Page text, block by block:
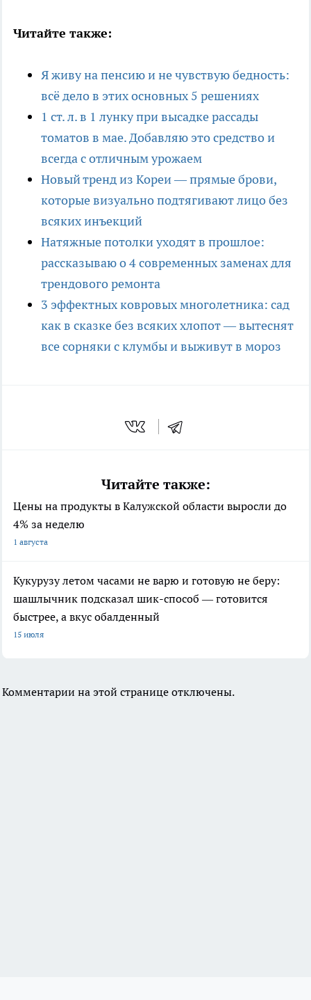
Читайте также:
Я живу на пенсию и не чувствую бедность:
всё дело в этих основных 5 решениях
1 ст. л. в 1 лунку при высадке рассады
томатов в мае. Добавляю это средство и
всегда с отличным урожаем
Новый тренд из Кореи — прямые брови,
которые визуально подтягивают лицо без
всяких инъекций
Натяжные потолки уходят в прошлое:
рассказываю о 4 современных заменах для
трендового ремонта
3 эффектных ковровых многолетника: сад
как в сказке без всяких хлопот — вытеснят
все сорняки с клумбы и выживут в мороз
Читайте также:
Цены на продукты в Калужской области выросли до
4% за неделю
1 августа
Кукурузу летом часами не варю и готовую не беру:
шашлычник подсказал шик-способ — готовится
быстрее, а вкус обалденный
15 июля
Комментарии на этой странице отключены.